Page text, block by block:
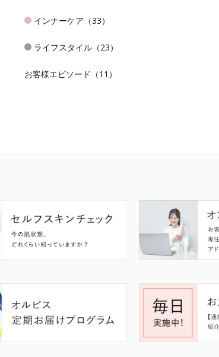
インナーケア（33）
ライフスタイル（23）
お客様エピソード（11）